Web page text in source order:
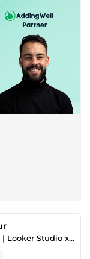
🔮 Expert Dashboard & Tracking | Looker Studio x Addingwell